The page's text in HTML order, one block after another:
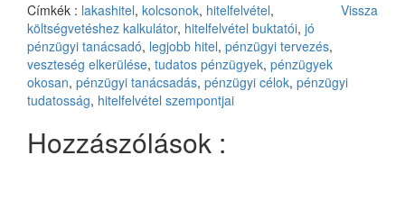
Vissza
Címkék : lakashitel, kolcsonok, hitelfelvétel,
költségvetéshez kalkulátor, hitelfelvétel buktatói, jó
pénzügyi tanácsadó, legjobb hitel, pénzügyi tervezés,
veszteség elkerülése, tudatos pénzügyek, pénzügyek
okosan, pénzügyi tanácsadás, pénzügyi célok, pénzügyi
tudatosság, hitelfelvétel szempontjai
Hozzászólások :